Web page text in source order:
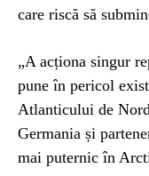
care riscă să
„A acționa singur
pune în pericol
Atlanticului de
Germania și
mai puternic în